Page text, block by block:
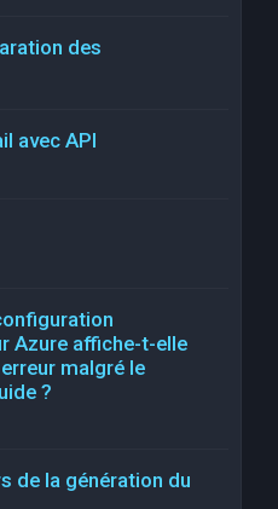
des
avec API
Azure affiche-t-elle
malgré le
?
de la génération du